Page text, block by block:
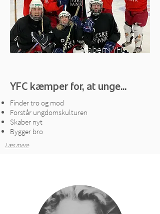
Staben i YFC
YFC kæmper for, at unge...
Finder tro og mod
Forstår ungdomskulturen
Skaber nyt
Bygger bro
Læs mere